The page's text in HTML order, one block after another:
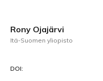
Rony Ojajärvi
Itä-Suomen yliopisto
DOI: